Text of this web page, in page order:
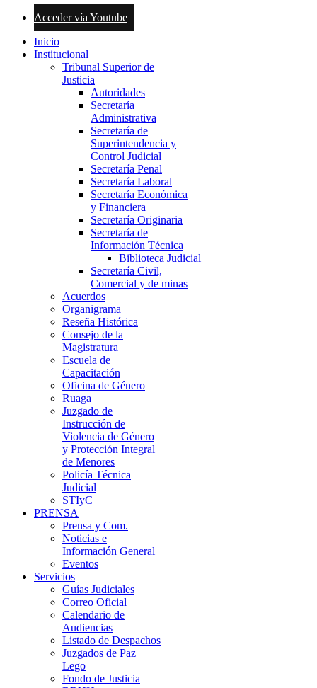
Acceder vía Youtube
Inicio
Institucional
Tribunal Superior de
Justicia
Autoridades
Secretaría
Administrativa
Secretaría de
Superintendencia y
Control Judicial
Secretaría Penal
Secretaría Laboral
Secretaría Económica
y Financiera
Secretaría Originaria
Secretaría de
Información Técnica
Biblioteca Judicial
Secretaría Civil,
Comercial y de minas
Acuerdos
Organigrama
Reseña Histórica
Consejo de la
Magistratura
Escuela de
Capacitación
Oficina de Género
Ruaga
Juzgado de
Instrucción de
Violencia de Género
y Protección Integral
de Menores
Policía Técnica
Judicial
STIyC
PRENSA
Prensa y Com.
Noticias e
Información General
Eventos
Servicios
Guías Judiciales
Correo Oficial
Calendario de
Audiencias
Listado de Despachos
Juzgados de Paz
Lego
Fondo de Justicia